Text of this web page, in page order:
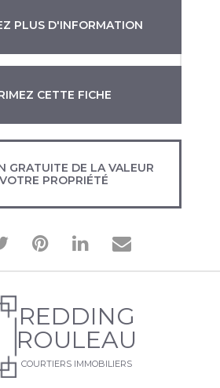
PLUS D'INFORMATION
CETTE FICHE
GRATUITE DE LA VALEUR
PROPRIÉTÉ
REDDING
ROULEAU
COURTIERS IMMOBILIERS